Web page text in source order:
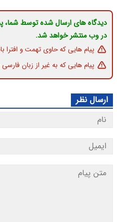
دیدگاه های ارسال شده توسط شما،
در وب منتشر خواهد شد.
پیام هایی که حاوی تهمت و افترا
پیام هایی که به غیر از زبان
ارسال نظر